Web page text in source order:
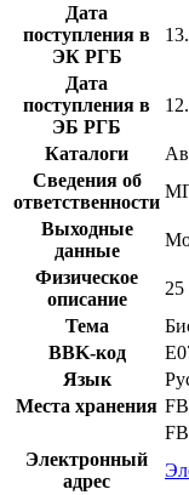
Дата
поступления в
ЭК РГБ
Дата
поступления в
ЭБ РГБ
Каталоги
Сведения об
ответственности
Выходные
данные
Физическое
описание
25
Тема
BBK-код
Язык
Места хранения
Электронный
адрес